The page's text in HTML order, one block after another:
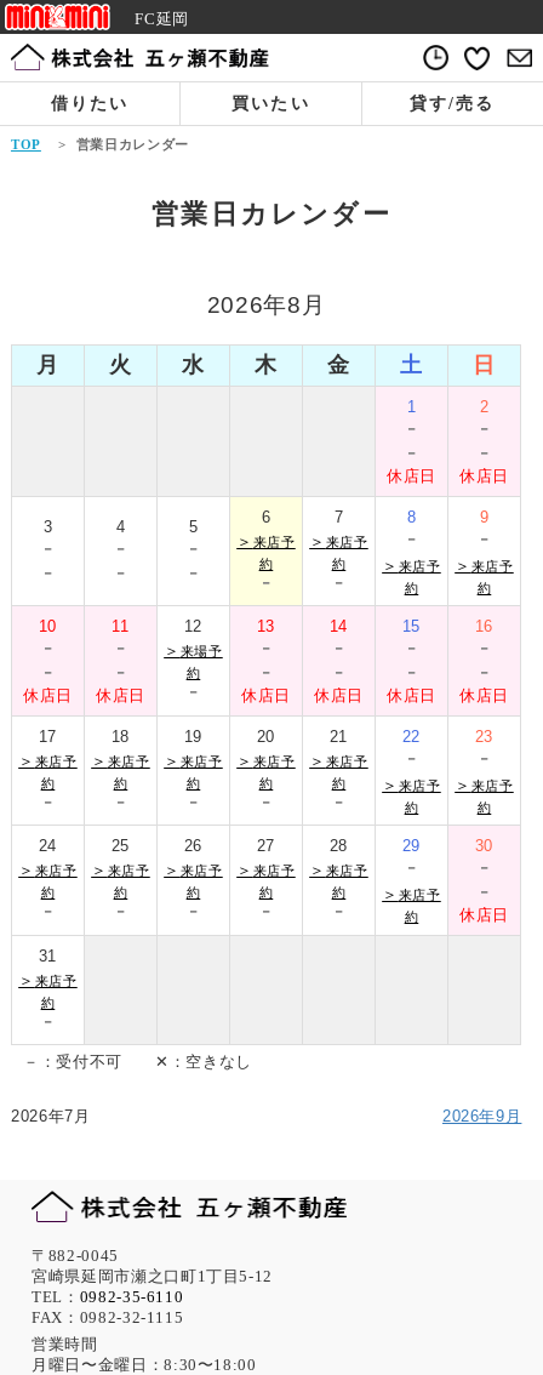
FC延岡
借りたい 買いたい 貸す/売る
TOP > 営業日カレンダー
営業日カレンダー
2026年8月
月 火 水 木 金 土 日
1
-
-
休店日
2
-
-
休店日
3
-
-
4
-
-
5
-
-
6
＞ 来店予
約
-
7
＞ 来店予
約
-
8
-
＞ 来店予
約
9
-
＞ 来店予
約
10
-
-
休店日
11
-
-
休店日
12
＞ 来場予
約
-
13
-
-
休店日
14
-
-
休店日
15
-
-
休店日
16
-
-
休店日
17
＞ 来店予
約
-
18
＞ 来店予
約
-
19
＞ 来店予
約
-
20
＞ 来店予
約
-
21
＞ 来店予
約
-
22
-
＞ 来店予
約
23
-
＞ 来店予
約
24
＞ 来店予
約
-
25
＞ 来店予
約
-
26
＞ 来店予
約
-
27
＞ 来店予
約
-
28
＞ 来店予
約
-
29
-
＞ 来店予
約
30
-
-
休店日
31
＞ 来店予
約
-
－：受付不可 ✕：空きなし
2026年7月 2026年9月
〒882-0045
宮崎県延岡市瀬之口町1丁目5-12
TEL： 0982-35-6110
FAX：0982-32-1115
営業時間
月曜日〜金曜日：8:30〜18:00